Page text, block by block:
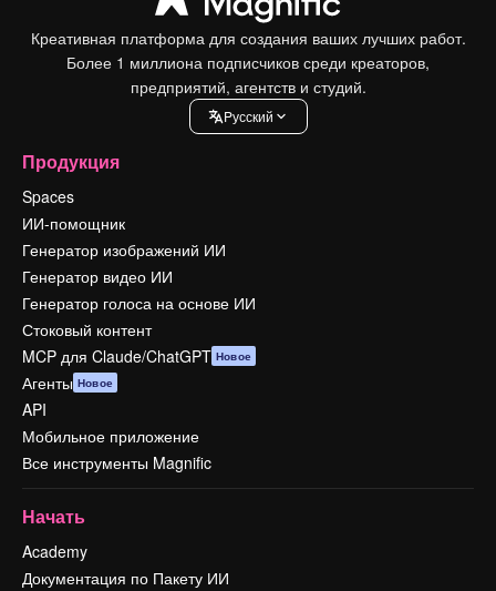
Креативная платформа для создания ваших лучших работ.
Более 1 миллиона подписчиков среди креаторов,
предприятий, агентств и студий.
Pусский
Продукция
Spaces
ИИ-помощник
Генератор изображений ИИ
Генератор видео ИИ
Генератор голоса на основе ИИ
Стоковый контент
MCP для Claude/ChatGPT Новое
Агенты Новое
API
Мобильное приложение
Все инструменты Magnific
Начать
Academy
Документация по Пакету ИИ